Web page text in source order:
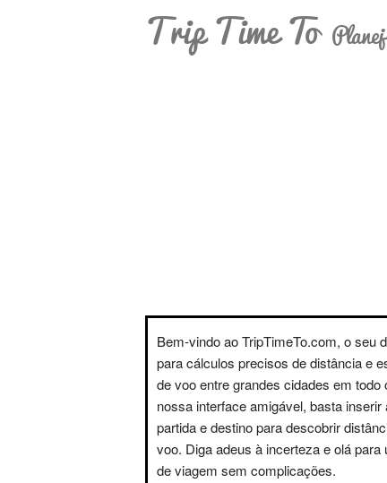
Trip Time To
Bem-vindo ao TripTimeTo.com, o seu
para cálculos precisos de distância e
de voo entre grandes cidades em todo
nossa interface amigável, basta inserir
partida e destino para descobrir
voo. Diga adeus à incerteza e olá para
de viagem sem complicações.